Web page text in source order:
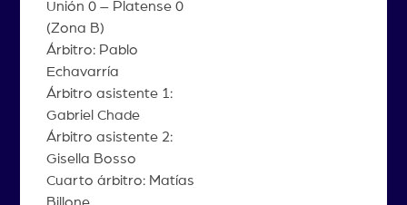
Unión 0 – Platense 0
(Zona B)
Árbitro: Pablo
Echavarría
Árbitro asistente 1:
Gabriel Chade
Árbitro asistente 2:
Gisella Bosso
Cuarto árbitro: Matías